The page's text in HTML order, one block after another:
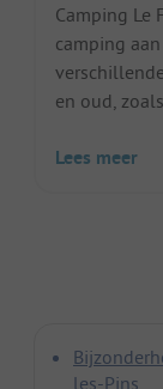
Camping Le
camping
en oud,
Lees meer
les-Pins